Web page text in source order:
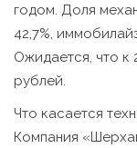
годом. Доля
42,7%,
Ожидается, что к
рублей.
Что касается
Компания